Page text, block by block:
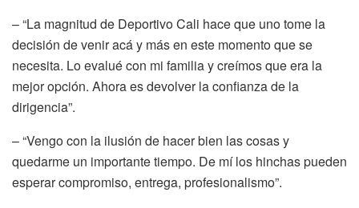
– “La magnitud de Deportivo Cali hace que uno tome la
decisión de venir acá y más en este momento que se
necesita. Lo evalué con mi familia y creímos que era la
mejor opción. Ahora es devolver la confianza de la
dirigencia”.
– “Vengo con la ilusión de hacer bien las cosas y
quedarme un importante tiempo. De mí los hinchas pueden
esperar compromiso, entrega, profesionalismo”.